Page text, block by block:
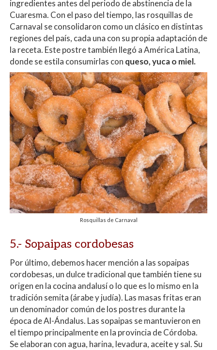
ingredientes antes del periodo de abstinencia de la
Cuaresma. Con el paso del tiempo, las rosquillas de
Carnaval se consolidaron como un clásico en distintas
regiones del país, cada una con su propia adaptación de
la receta. Este postre también llegó a América Latina,
donde se estila consumirlas con queso, yuca o miel.
Rosquillas de Carnaval
5.- Sopaipas cordobesas
Por último, debemos hacer mención a las sopaipas
cordobesas, un dulce tradicional que también tiene su
origen en la cocina andalusí o lo que es lo mismo en la
tradición semita (árabe y judía). Las masas fritas eran
un denominador común de los postres durante la
época de Al-Ándalus. Las sopaipas se mantuvieron en
el tiempo principalmente en la provincia de Córdoba.
Se elaboran con agua, harina, levadura, aceite y sal. Su